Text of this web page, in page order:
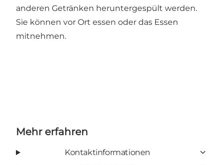
anderen Getränken heruntergespült werden.
Sie können vor Ort essen oder das Essen
mitnehmen.
Mehr erfahren
Kontaktinformationen